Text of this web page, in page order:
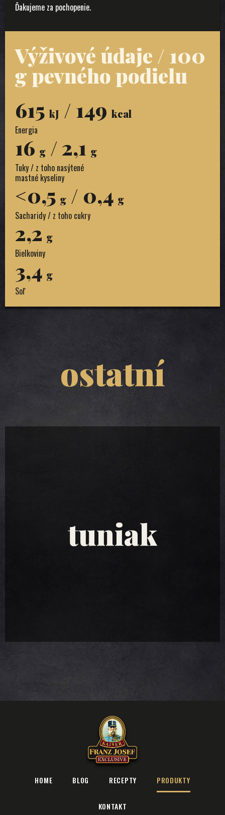
Ďakujeme za pochopenie.
Výživové údaje / 100
g pevného podielu
615 kJ / 149 kcal
Energia
16 g / 2,1 g
Tuky / z toho nasýtené
mastné kyseliny
<0,5 g / 0,4 g
Sacharidy / z toho cukry
2,2 g
Bielkoviny
3,4 g
Soľ
ostatní
tuniakové
šaláty
HOME BLOG RECEPTY PRODUKTY
KONTAKT